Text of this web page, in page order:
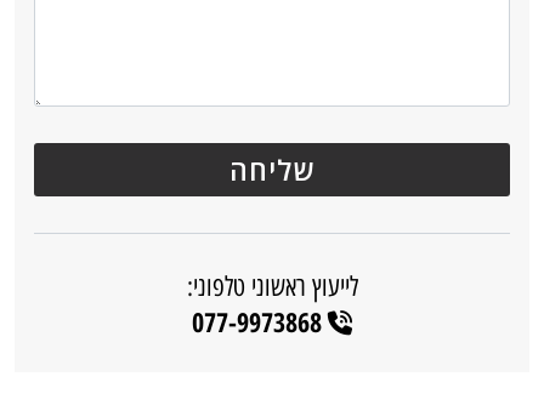
לייעוץ ראשוני טלפוני:
077-9973868